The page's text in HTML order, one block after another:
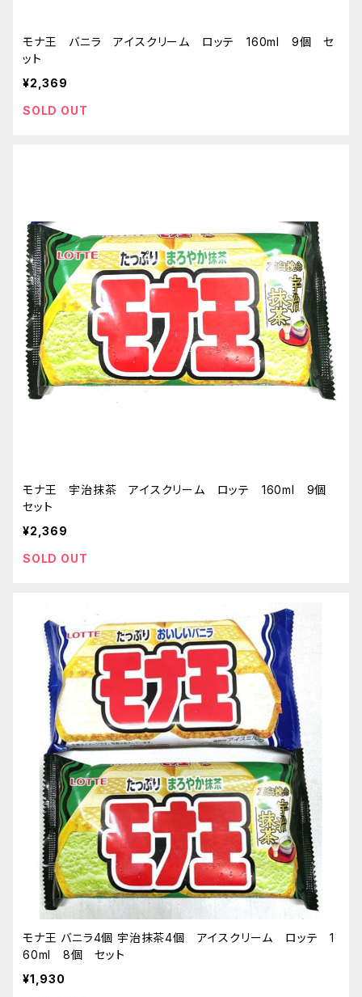
モナ王 バニラ アイスクリーム ロッテ 160ml 9個 セ
ット
¥2,369
SOLD OUT
モナ王 宇治抹茶 アイスクリーム ロッテ 160ml 9個
セット
¥2,369
SOLD OUT
モナ王 バニラ4個 宇治抹茶4個 アイスクリーム ロッテ 1
60ml 8個 セット
¥1,930